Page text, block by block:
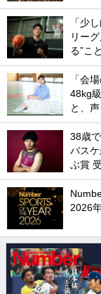
「少
リー
る”こ
「会
48kg
と、
38歳
バス
ぶ賞
2026